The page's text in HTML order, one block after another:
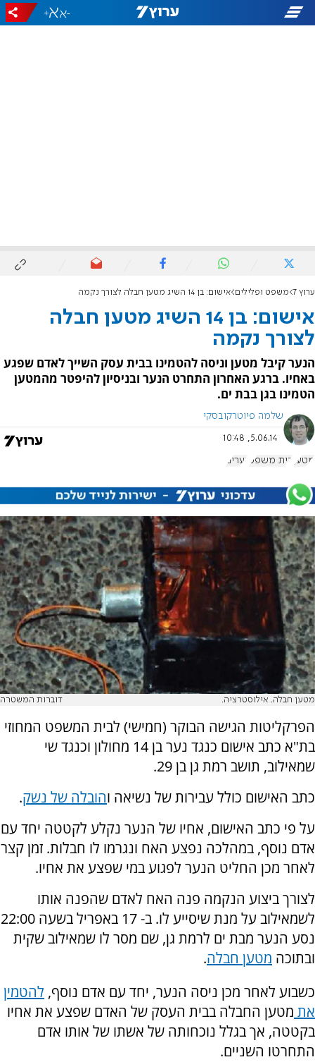
-
+
ערוץ 7 משפט ופלילים אישום: בן 14 השיג מטען חבלה לצורך נקמה
אישום: בן 14 השיג מטען חבלה
לצורך נקמה
הנער קיבל מטען וניסה להטמינו בבית עסק השייך לאדם שפגע
באחיו. ברגע האחרון התחרט הנער ובניסיון להיפטר מהמטען
הטמינו בגן בבת ים.
שלמה פיוטרקובסקי
5.06.14, 10:48
מטען בית משפט נערים
מטען חבלה. אילוסטרציה. דוברות המשטרה
הפרקליטות הגישה הבוקר (חמישי) לבית המשפט המחוזי
בת"א כתב אישום כנגד נער בן 14 מחולון וכנגד שי
שמאילוב, תושב רמת גן בן 29.
כתב האישום כולל עבירות של נשיאה והובלה של נשק.
על פי כתב האישום, אחיו של הנער נקלע לקטטה יחד עם
אדם נוסף, במהלכה נפצע האח ונגרמו לו חבלות. זמן קצר
לאחר מכן החליט הנער לפגוע במי שפצע את אחיו.
לצורך ביצוע הנקמה פנה האח לאדם שהפנה אותו
לשמאילוב על מנת שיסייע לו. ב- 17 באפריל בשעה 22:00
נסע הנער מבת ים לרמת גן, שם מסר לו שמאילוב שקית
ובתוכה מטען חבלה.
כשבוע לאחר מכן ניסה הנער, יחד עם אדם נוסף, להטמין
את מטען החבלה בבית העסק של האדם שפצע את אחיו
בקטטה, אך בגלל נוכחותה של אשתו של אותו אדם
התחרטו השניים.